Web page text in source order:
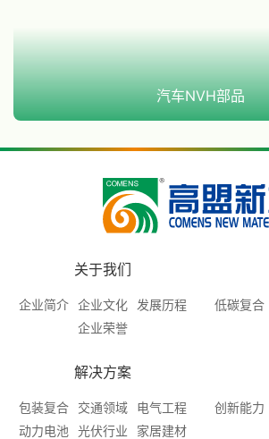
汽车NVH部品
关于我们
企业简介 企业文化
发展历程
企业荣誉
低碳复合
解决方案
包装复合 交通领域
电气工程
动力电池
光伏行业
家居建材
创新能力